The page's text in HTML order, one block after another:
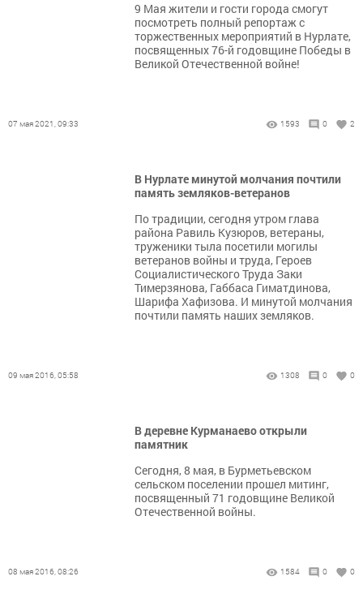
​​​​​​​9 Мая жители и гости города смогут
посмотреть полный репортаж с
торжественных мероприятий в Нурлате,
посвященных 76-й годовщине Победы в
Великой Отечественной войне!
07 мая 2021, 09:33 1593 0 2
В Нурлате минутой молчания почтили
память земляков-ветеранов
По традиции, сегодня утром глава
района Равиль Кузюров, ветераны,
труженики тыла посетили могилы
ветеранов войны и труда, Героев
Социалистического Труда Заки
Тимерзянова, Габбаса Гиматдинова,
Шарифа Хафизова. И минутой молчания
почтили память наших земляков.
09 мая 2016, 05:58 1308 0 0
В деревне Курманаево открыли
памятник
Сегодня, 8 мая, в Бурметьевском
сельском поселении прошел митинг,
посвященный 71 годовщине Великой
Отечественной войны.
08 мая 2016, 08:26 1584 0 0